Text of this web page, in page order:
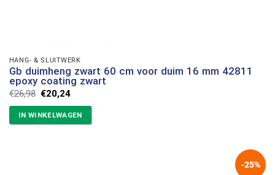
HANG- & SLUITWERK
Gb duimheng zwart 60 cm voor duim 16 mm 42811
epoxy coating zwart
€26,98 Oorspronkelijke
was:
€26,98.
€20,24Huidige
is:
€20,24.
IN WINKELWAGEN
-25%